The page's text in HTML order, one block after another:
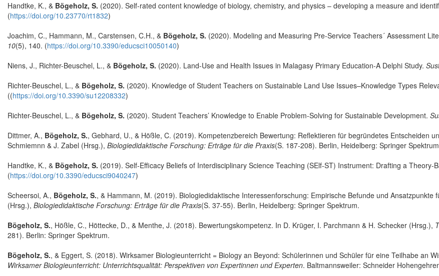
Handtke, K., & Bögeholz, S. (2020). Self-rated content knowledge of biology, chemistry, and physics – developing a measure and
(https://doi.org/10.23770/rt1832)
Joachim, C., Hammann, M., Carstensen, C.H., & Bögeholz, S. (2020). Modeling and Measuring Pre-Service Teachers´ Assessment
10(5), 140. (https://doi.org/10.3390/educsci10050140)
Niens, J., Richter-Beuschel, L., & Bögeholz, S. (2020). Land-Use and Health Issues in Malagasy Primary Education-A Delphi Study.
Richter-Beuschel, L., & Bögeholz, S. (2020). Knowledge of Student Teachers on Sustainable Land Use Issues–Knowledge Types
((https://doi.org/10.3390/su12208332)
Richter-Beuschel, L., & Bögeholz, S. (2020). Student Teachers’ Knowledge to Enable Problem-Solving for Sustainable Development.
Dittmer, A., Bögeholz, S., Gebhard, U., & Hößle, C. (2019). Kompetenzbereich Bewertung: Reflektieren für begründetes Entscheiden
Schmiemnn & J. Zabel (Hrsg.), Biologiedidaktische Forschung: Erträge für die Praxis(S. 187-208). Berlin, Heidelberg: Springer
Handtke, K., & Bögeholz, S. (2019). Self-Efficacy Beliefs of Interdisciplinary Science Teaching (SElf-ST) Instrument: Drafting a Theory-
(https://doi.org/10.3390/educsci9040247)
Scheersoi, A., Bögeholz, S., & Hammann, M. (2019). Biologiedidaktische Interessenforschung: Empirische Befunde und
(Hrsg.), Biologiedidaktische Forschung: Erträge für die Praxis(S. 37-55). Berlin, Heidelberg: Springer Spektrum.
Bögeholz, S., Hößle, C., Höttecke, D., & Menthe, J. (2018). Bewertungskompetenz. In D. Krüger, I. Parchmann & H. Schecker (Hrsg.),
281). Berlin: Springer Spektrum.
Bögeholz, S., & Eggert, S. (2018). Wirksamer Biologieunterricht = Biology an Beyond: Schülerinnen und Schüler für eine Teilhabe an
Wirksamer Biologieunterricht: Unterrichtsqualität: Perspektiven von Expertinnen und Experten. Baltmannsweiler: Schneider